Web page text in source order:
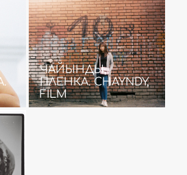
ЧАЙЫНДЫ,
ПЛЕНКА. CHAYNDY,
FILM